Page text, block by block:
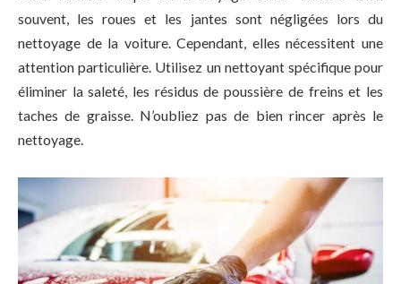
souvent, les roues et les jantes sont négligées lors du
nettoyage de la voiture. Cependant, elles nécessitent une
attention particulière. Utilisez un nettoyant spécifique pour
éliminer la saleté, les résidus de poussière de freins et les
taches de graisse. N’oubliez pas de bien rincer après le
nettoyage.